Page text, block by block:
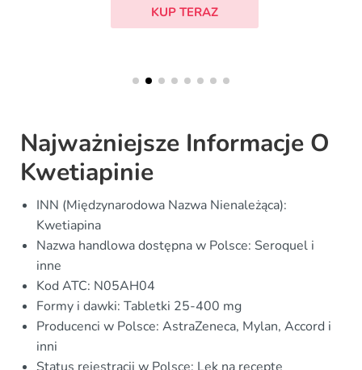
KUP TERAZ
Najważniejsze Informacje O
Kwetiapinie
INN (Międzynarodowa Nazwa Nienależąca):
Kwetiapina
Nazwa handlowa dostępna w Polsce: Seroquel i
inne
Kod ATC: N05AH04
Formy i dawki: Tabletki 25-400 mg
Producenci w Polsce: AstraZeneca, Mylan, Accord i
inni